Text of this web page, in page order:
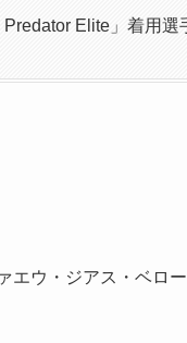
Elite」着用選
エウ・ジアス・ベロ